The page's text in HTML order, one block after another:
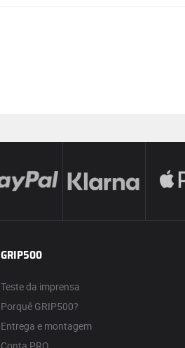
GRIP500
Teste da imprensa
Porquê GRIP500?
Entrega e montagem